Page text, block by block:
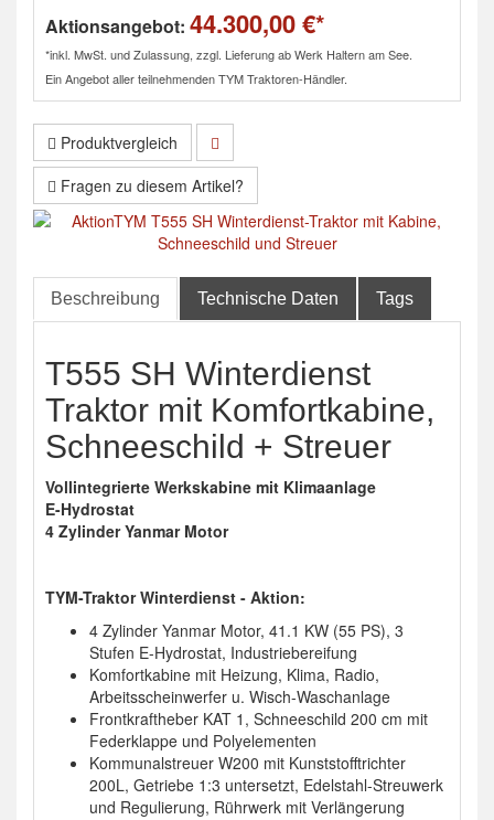
Aktionsangebot: 44.300,00 €*
*inkl. MwSt. und Zulassung, zzgl. Lieferung ab Werk Haltern am See.
Ein Angebot aller teilnehmenden TYM Traktoren-Händler.
Produktvergleich
Fragen zu diesem Artikel?
Beschreibung Technische Daten Tags
T555 SH Winterdienst
Traktor mit Komfortkabine,
Schneeschild + Streuer
Vollintegrierte Werkskabine mit Klimaanlage
E-Hydrostat
4 Zylinder Yanmar Motor
TYM-Traktor Winterdienst - Aktion:
4 Zylinder Yanmar Motor, 41.1 KW (55 PS), 3
Stufen E-Hydrostat, Industriebereifung
Komfortkabine mit Heizung, Klima, Radio,
Arbeitsscheinwerfer u. Wisch-Waschanlage
Frontkraftheber KAT 1, Schneeschild 200 cm mit
Federklappe und Polyelementen
Kommunalstreuer W200 mit Kunststofftrichter
200L, Getriebe 1:3 untersetzt, Edelstahl-Streuwerk
und Regulierung, Rührwerk mit Verlängerung